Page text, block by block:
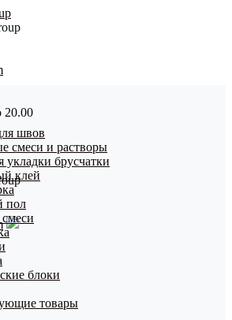
20.00
швов
смеси и растворы
укладки брусчатки
клей
пол
блоки
товары